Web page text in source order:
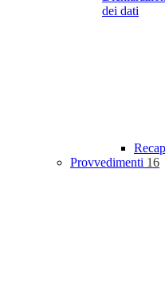
dei dati
Provvedimenti 16